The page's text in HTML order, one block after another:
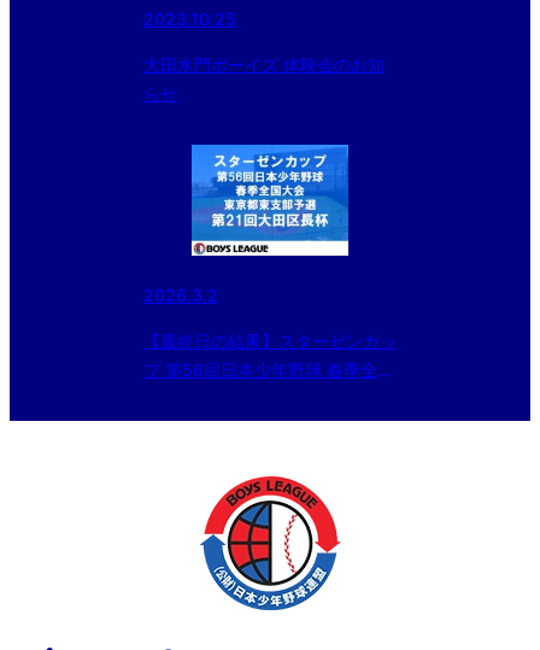
2023.10.25
大田水門ボーイズ 体験会のお知
らせ
2026.3.2
【最終日の結果】スターゼンカッ
プ 第56回日本少年野球 春季全国
大田区長杯